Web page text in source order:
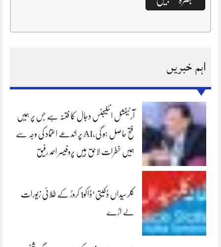
اہم خبریں
آرٹیفشل انٹلیجنس دجال کا فتنہ ہے جس پر ہمیں
فتح حاصل ہو گی،AI پر اندھے اعتماد کی وجہ سے
ہمیں خطرات لاحق ہیں پروفیسر احمد رفیق
کلرسیداں ڈکیتی‘ڈاکو1 کروڑ کے طلائی زیورات
لے اڑے